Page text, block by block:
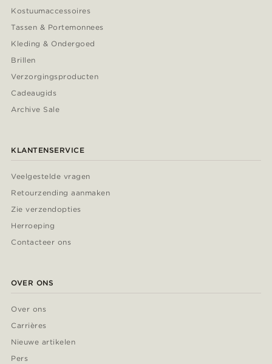
Kostuumaccessoires
Tassen & Portemonnees
Kleding & Ondergoed
Brillen
Verzorgingsproducten
Cadeaugids
Archive Sale
KLANTENSERVICE
Veelgestelde vragen
Retourzending aanmaken
Zie verzendopties
Herroeping
Contacteer ons
OVER ONS
Over ons
Carrières
Nieuwe artikelen
Pers